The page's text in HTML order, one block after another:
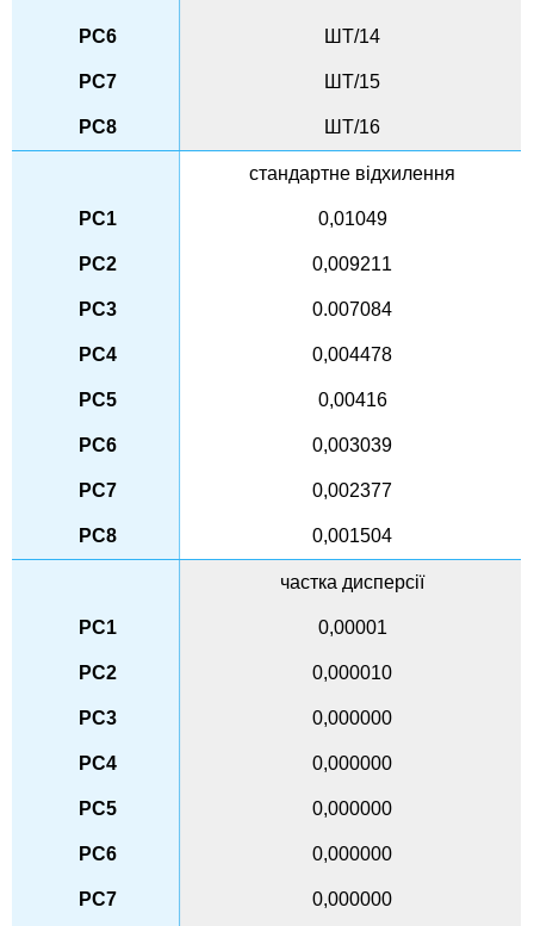
ШТ/14
ШТ/15
ШТ/16
стандартне відхилення
0,01049
0,009211
0.007084
0,004478
0,00416
0,003039
0,002377
0,001504
частка дисперсії
0,00001
0,000010
0,000000
0,000000
0,000000
0,000000
0,000000